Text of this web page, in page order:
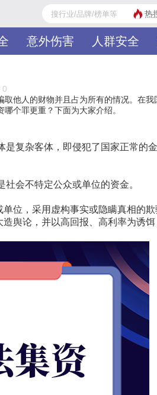
热
意外伤害 人群安全
0
他人的财物并且占为所有的情况。在
个罪更重？下面为大家介绍。
复杂客体，即侵犯了国家正常的
会不特定公众或单位的资金。
位，采用虚构事实或隐瞒真相的
舆论，并以高回报、高利率为诱